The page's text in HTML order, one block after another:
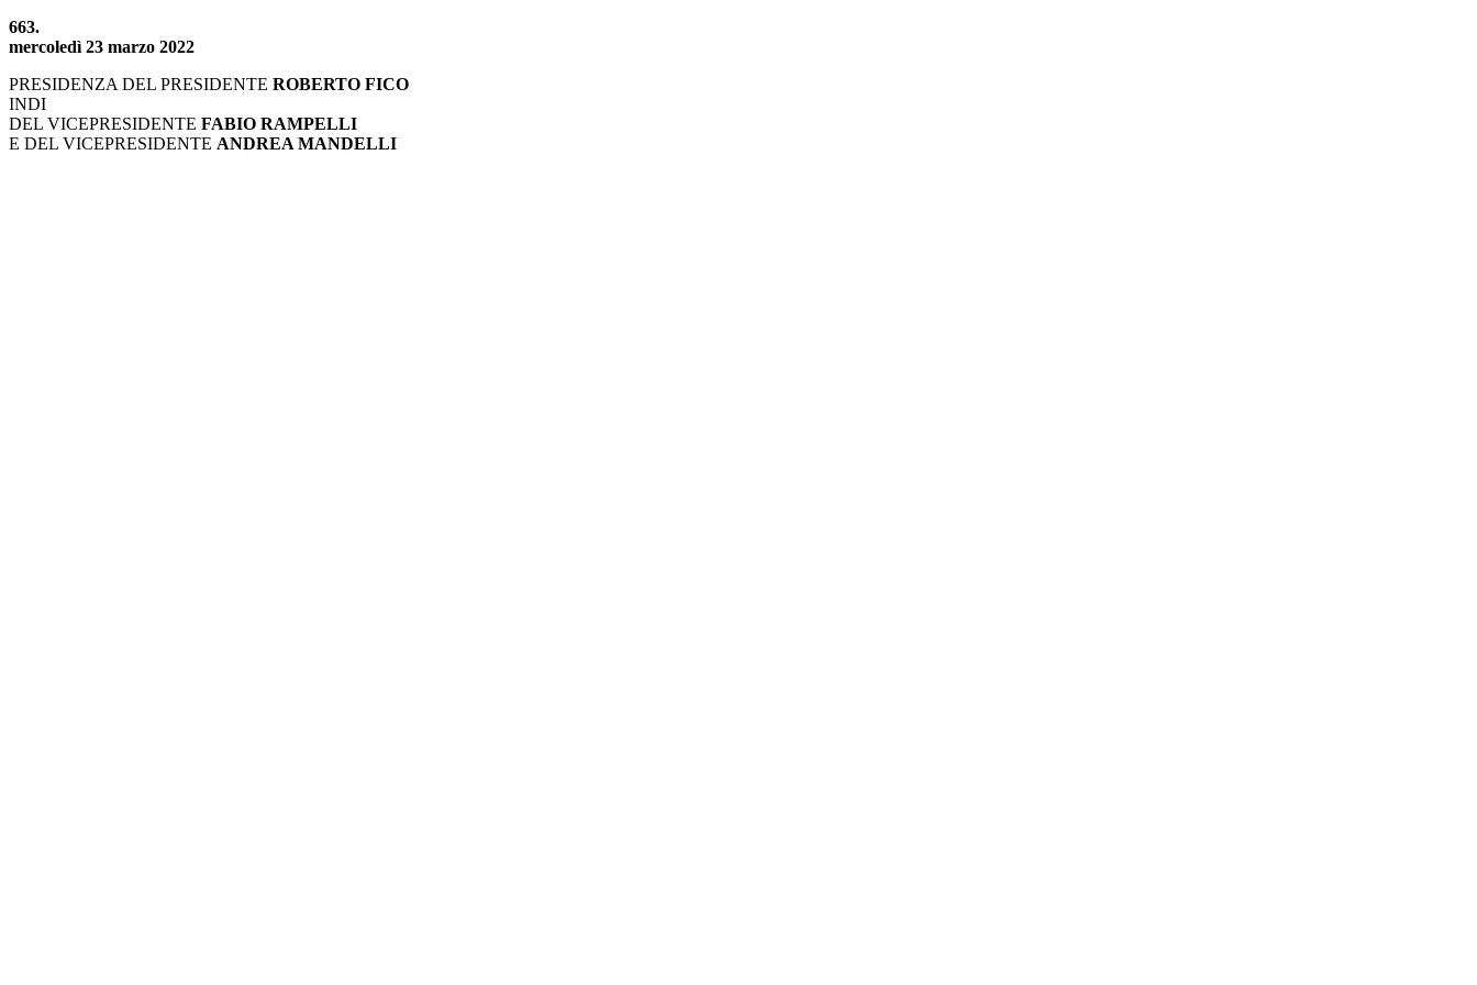
663.
mercoledì 23 marzo 2022
PRESIDENZA DEL PRESIDENTE ROBERTO FICO
INDI
DEL VICEPRESIDENTE FABIO RAMPELLI
E DEL VICEPRESIDENTE ANDREA MANDELLI